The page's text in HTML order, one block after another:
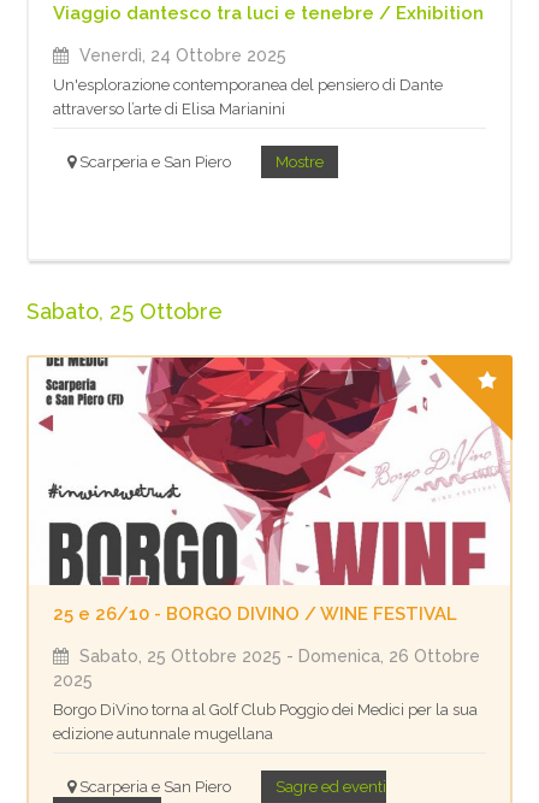
Viaggio dantesco tra luci e tenebre / Exhibition
Venerdì, 24 Ottobre 2025
Un'esplorazione contemporanea del pensiero di Dante
attraverso l’arte di Elisa Marianini
Scarperia e San Piero Mostre
Sabato, 25 Ottobre
25 e 26/10 - BORGO DIVINO / WINE FESTIVAL
Sabato, 25 Ottobre 2025 - Domenica, 26 Ottobre
2025
Borgo DiVino torna al Golf Club Poggio dei Medici per la sua
edizione autunnale mugellana
Scarperia e San Piero
Sagre ed eventi